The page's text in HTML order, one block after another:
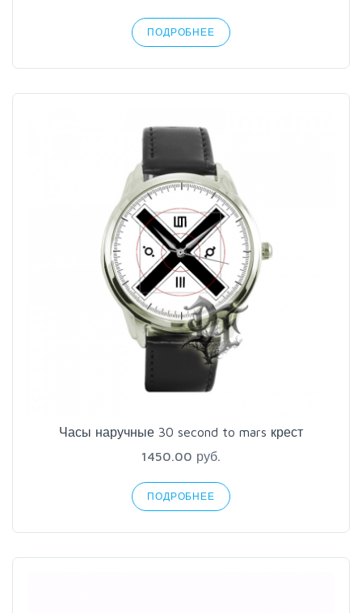
ПОДРОБНЕЕ
Часы наручные 30 second to mars крест
1450.00 руб.
ПОДРОБНЕЕ